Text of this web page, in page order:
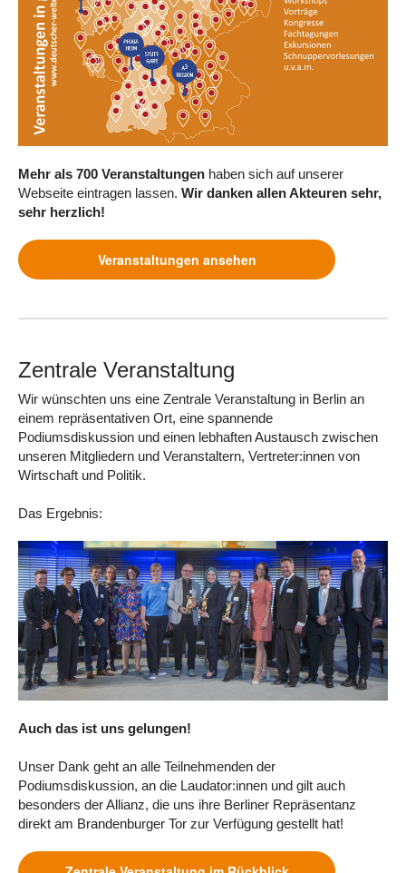
Mehr als 700 Veranstaltungen haben sich auf unserer
Webseite eintragen lassen. Wir danken allen Akteuren sehr,
sehr herzlich!
Veranstaltungen ansehen
Zentrale Veranstaltung
Wir wünschten uns eine Zentrale Veranstaltung in Berlin an
einem repräsentativen Ort, eine spannende
Podiumsdiskussion und einen lebhaften Austausch zwischen
unseren Mitgliedern und Veranstaltern, Vertreter:innen von
Wirtschaft und Politik.
Das Ergebnis:
Auch das ist uns gelungen!
Unser Dank geht an alle Teilnehmenden der
Podiumsdiskussion, an die Laudator:innen und gilt auch
besonders der Allianz, die uns ihre Berliner Repräsentanz
direkt am Brandenburger Tor zur Verfügung gestellt hat!